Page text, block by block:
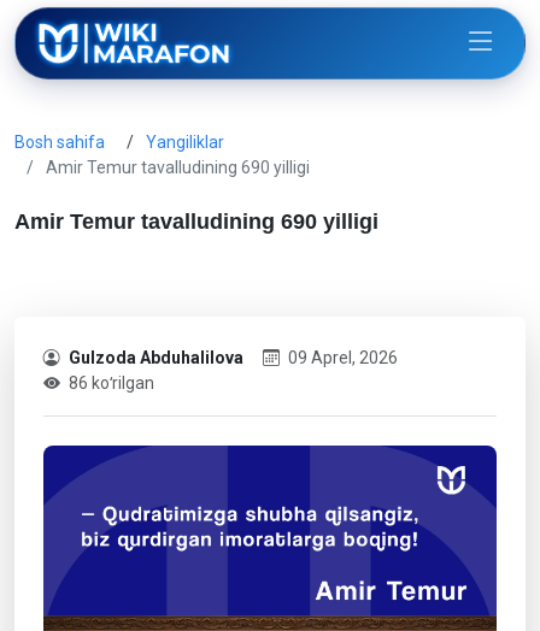
Bosh sahifa
Yangiliklar
Amir Temur tavalludining 690 yilligi
Amir Temur tavalludining 690 yilligi
Gulzoda Abduhalilova
09 Aprel, 2026
86 koʻrilgan